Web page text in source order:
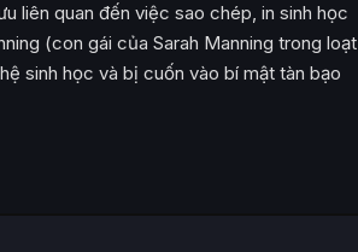
liên quan đến việc sao chép, in sinh học
(con gái của Sarah Manning trong loạt
sinh học và bị cuốn vào bí mật tàn bạo